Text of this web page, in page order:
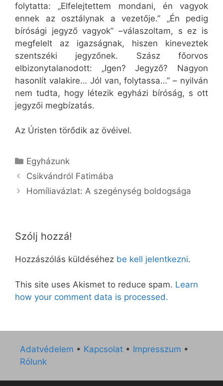
folytatta: „Elfelejtettem mondani, én vagyok
ennek az osztálynak a vezetője.” „Én pedig
bírósági jegyző vagyok” –válaszoltam, s ez is
megfelelt az igazságnak, hiszen kineveztek
szentszéki jegyzőnek. Szász főorvos
elbizonytalanodott: „Igen? Jegyző? Nagyon
hasonlít valakire… Jól van, folytassa…” – nyilván
nem tudta, hogy létezik egyházi bíróság, s ott
jegyzői megbízatás.
Az Úristen törődik az övéivel.
Kategória
Egyházunk
Csikvándról Fatimába
Homíliavázlat: A szegénység boldogsága
Szólj hozzá!
Hozzászólás küldéséhez be kell jelentkezni.
This site uses Akismet to reduce spam. Learn
how your comment data is processed.
Adatvédelem • Kapcsolat • Impresszum •
Rólunk